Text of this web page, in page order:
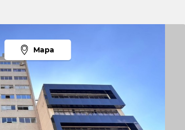
8
26
5
1
3
Boa Vista
Boqueirao
Butiatuvinha
Mapa